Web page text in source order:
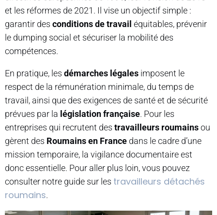
et les réformes de 2021. Il vise un objectif simple :
garantir des conditions de travail équitables, prévenir
le dumping social et sécuriser la mobilité des
compétences.
En pratique, les démarches légales imposent le
respect de la rémunération minimale, du temps de
travail, ainsi que des exigences de santé et de sécurité
prévues par la législation française. Pour les
entreprises qui recrutent des travailleurs roumainsou
gèrent des Roumains en France dans le cadre d’une
mission temporaire, la vigilance documentaire est
donc essentielle. Pour aller plus loin, vous pouvez
consulter notre guide sur les travailleurs détachés
roumains.